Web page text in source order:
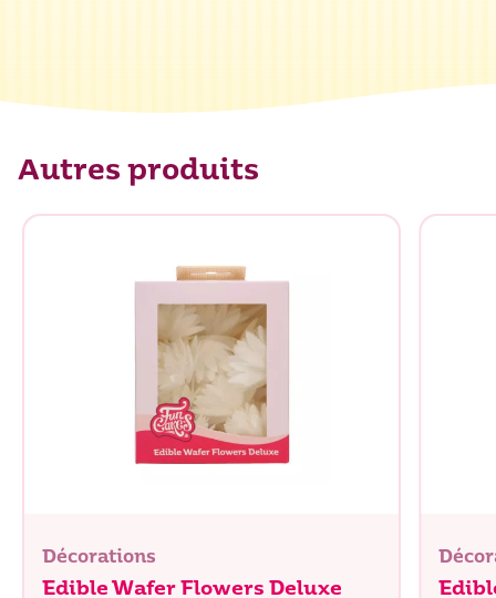
Glucides
Protéines
Sel
0,1 g
Autres produits
Décorations
Edible Wafer Flowers Deluxe